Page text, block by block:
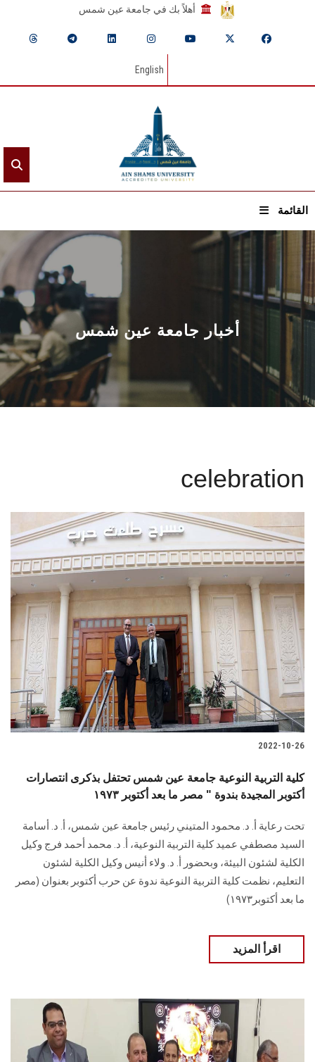
أهلاً بك في جامعة عين شمس
English
القائمة
الرئيسيـة
عن الجامعة
القطاعـات
الشئون الأكاديمية
البحث العلمي
الأنظمة الذكية
الإعلام
تواصل معنا
الطلاب
هيئة التدريس
الدراسات العليا
الزائـرون
سجل الان
أخبار جامعة عين شمس
celebration
2022-10-26
كلية التربية النوعية جامعة عين شمس تحتفل بذكرى انتصارات
أكتوبر المجيدة بندوة " مصر ما بعد أكتوبر ١٩٧٣
تحت رعاية أ. د. محمود المتيني رئيس جامعة عين شمس، أ. د. أسامة
السيد مصطفي عميد كلية التربية النوعية، أ. د. محمد أحمد فرج وكيل
الكلية لشئون البيئة، وبحضور أ. د. ولاء أنيس وكيل الكلية لشئون
التعليم، نظمت كلية التربية النوعية ندوة عن حرب أكتوبر بعنوان (مصر
ما بعد أكتوبر١٩٧٣)
اقرأ المزيد